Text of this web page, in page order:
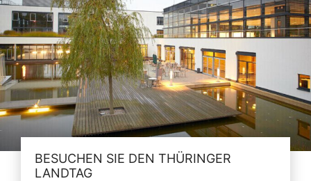
BESUCHEN SIE DEN THÜRINGER
LANDTAG